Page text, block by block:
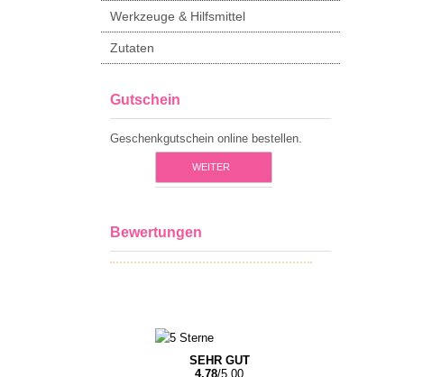
Werkzeuge & Hilfsmittel
Zutaten
Gutschein
Geschenkgutschein online bestellen.
WEITER
Bewertungen
SEHR GUT
4.78/5.00